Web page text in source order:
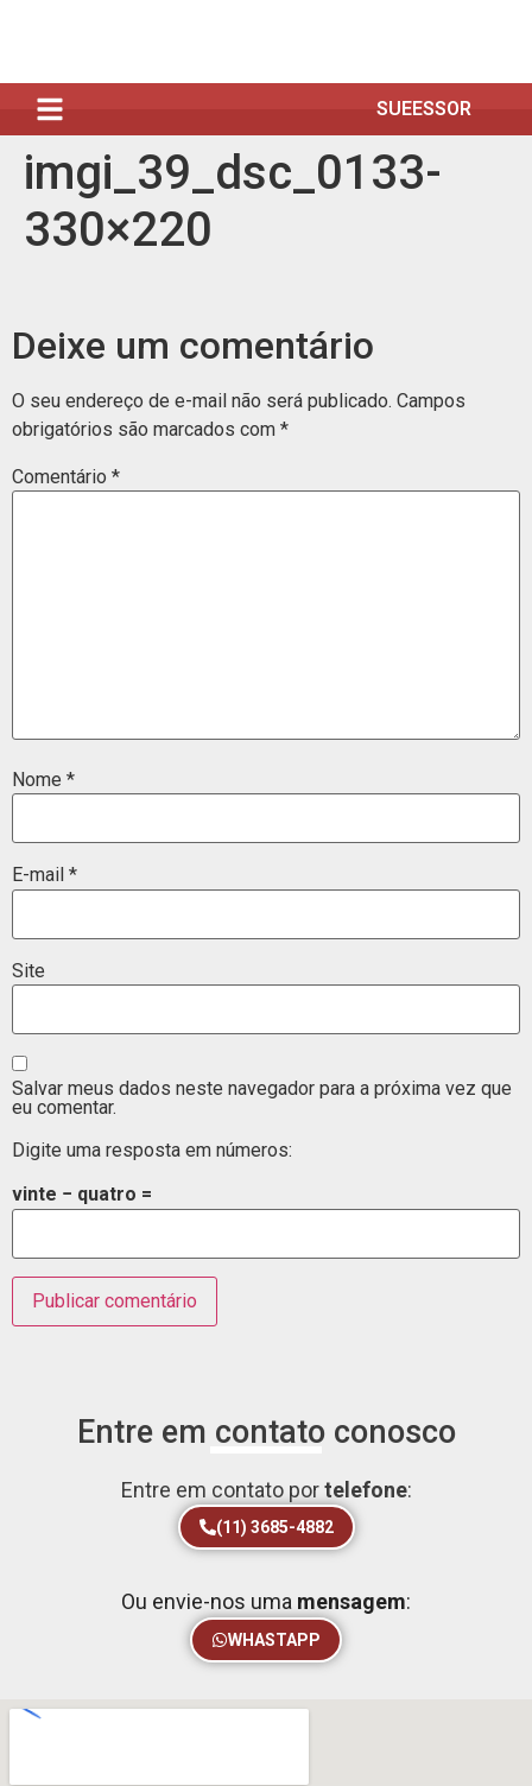
SUEESSOR
imgi_39_dsc_0133-
330×220
Deixe um comentário
O seu endereço de e-mail não será publicado. Campos
obrigatórios são marcados com *
Comentário *
Nome *
E-mail *
Site
Salvar meus dados neste navegador para a próxima vez que
eu comentar.
Digite uma resposta em números:
vinte − quatro =
Entre em contato conosco
Entre em contato portelefone:
(11) 3685-4882
Ou envie-nos uma mensagem:
WHASTAPP